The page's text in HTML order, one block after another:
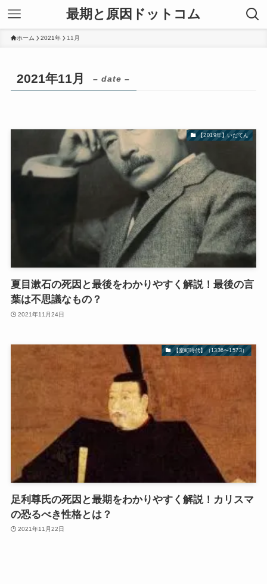
最期と原因ドットコム
ホーム 2021年 11月
2021年11月 – date –
【2019年】いだてん
夏目漱石の死因と最後をわかりやすく解説！最後の言
葉は不思議なもの？
2021年11月24日
【室町時代】（1336〜1573）
足利尊氏の死因と最期をわかりやすく解説！カリスマ
の恐るべき性格とは？
2021年11月22日